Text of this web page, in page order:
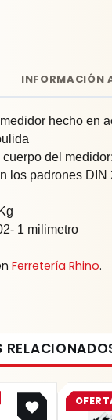
INFORMACIÓN
hecho en
del
los padrones DIN
1 milimetro
Ferretería Rhino.